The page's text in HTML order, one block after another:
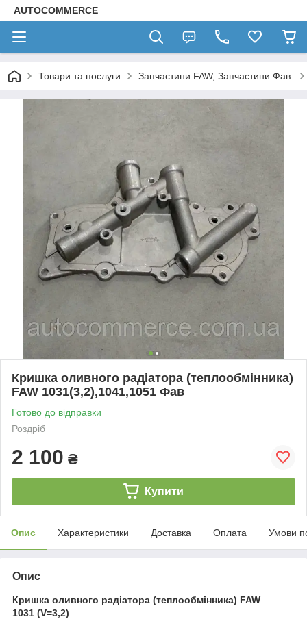
AUTOCOMMERCE
Товари та послуги Запчастини FAW, Запчастини Фав.
Кришка оливного радіатора (теплообмінника)
FAW 1031(3,2),1041,1051 Фав
Готово до відправки
Роздріб
2 100 ₴
Купити
Опис Характеристики Доставка Оплата Умови
Опис
Кришка оливного радіатора (теплообмінника) FAW
1031 (V=3,2)